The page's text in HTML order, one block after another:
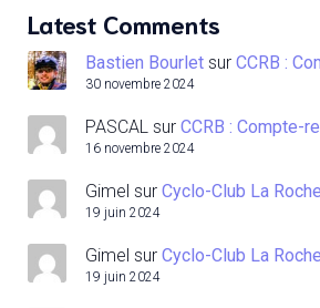
Latest Comments
Bastien Bourlet sur CCRB :
30 novembre 2024
PASCAL sur CCRB : Compte-
16 novembre 2024
Gimel sur Cyclo-Club La
19 juin 2024
Gimel sur Cyclo-Club La
19 juin 2024